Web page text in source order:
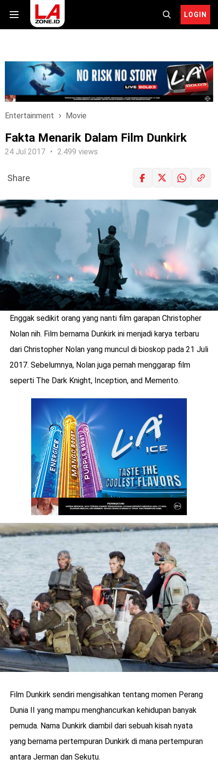
LOGIN
Entertainment Movie
Fakta Menarik Dalam Film Dunkirk
24 Jul 2017 2.499 views
menarik
LOGIN
Share
Enggak sedikit orang yang nanti film garapan Christopher
Nolan nih. Film bernama Dunkirk ini menjadi karya terbaru
dari Christopher Nolan yang muncul di bioskop pada 21 Juli
2017. Sebelumnya, Nolan juga pernah menggarap film
seperti The Dark Knight, Inception, and Memento.
Film Dunkirk sendiri mengisahkan tentang momen Perang
Dunia II yang mampu menghancurkan kehidupan banyak
pemuda. Nama Dunkirk diambil dari sebuah kisah nyata
yang bernama pertempuran Dunkirk di mana pertempuran
antara Jerman dan Sekutu.